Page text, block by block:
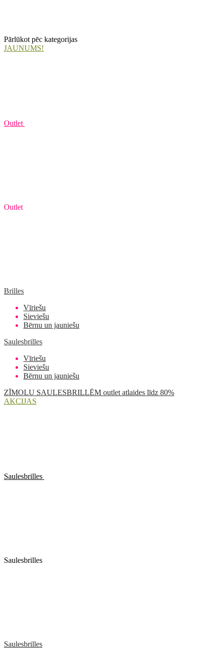
Pārlūkot pēc kategorijas
JAUNUMS!
Outlet
Outlet
Brilles
Vīriešu
Sieviešu
Bērnu un jauniešu
Saulesbrilles
Vīriešu
Sieviešu
Bērnu un jauniešu
ZĪMOLU SAULESBRILLĒM outlet atlaides līdz 80%
AKCIJAS
Saulesbrilles
Saulesbrilles
Saulesbrilles